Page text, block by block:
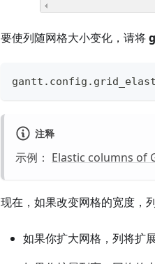
要使列随网格大小变化，请将
gantt . config .
注释
示例： Elastic columns of
现在，如果改变网格的宽度，
如果你扩大网格，列将扩